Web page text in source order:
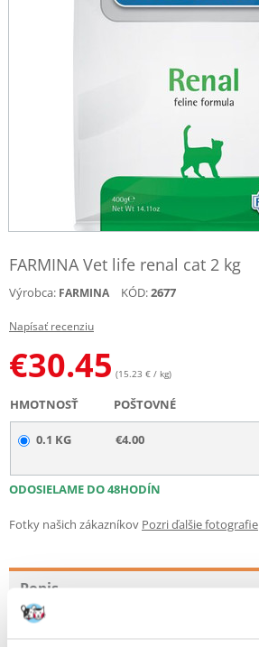
FARMINA Vet life renal cat 2 kg
Výrobca: FARMINA KÓD:2677
Napísať recenziu
€30.45 (15.23 € / kg)
HMOTNOSŤ POŠTOVNÉ
0.1 KG €4.00
ODOSIELAME DO 48HODÍN
Fotky našich zákazníkov Pozri ďalšie fotografie
Popis
FARMINA Vet Life Cat Renal